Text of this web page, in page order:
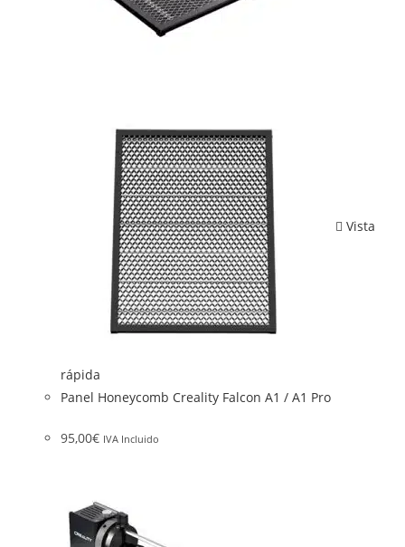
Vista
rápida
Panel Honeycomb Creality Falcon A1 / A1 Pro
95,00€ IVA Incluido